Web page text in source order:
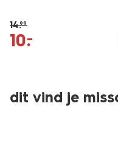
14.99
10.
–
dit vind je
sale